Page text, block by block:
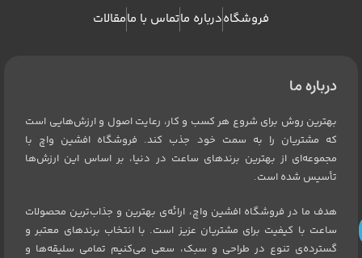
فروشگاهدرباره ماتماس با مامقالات
درباره ما
بهترین روش برای شروع هر کسب و کار، رعایت اصول و ارزش‌هایی است
که مشتریان را به سمت خود جذب کند. فروشگاه افشین واچ با
مجموعه‌ای از بهترین برندهای ساعت در دنیا، بر اساس این ارزش‌ها
تأسیس شده است.
هدف ما در فروشگاه افشین واچ، ارائه‌ی بهترین و جذاب‌ترین محصولات
ساعت با کیفیت برای مشتریان عزیز است. با انتخاب برندهای معتبر و
گسترده‌ی تنوع در طراحی و سبک، سعی می‌کنیم تمامی سلیقه‌ها و